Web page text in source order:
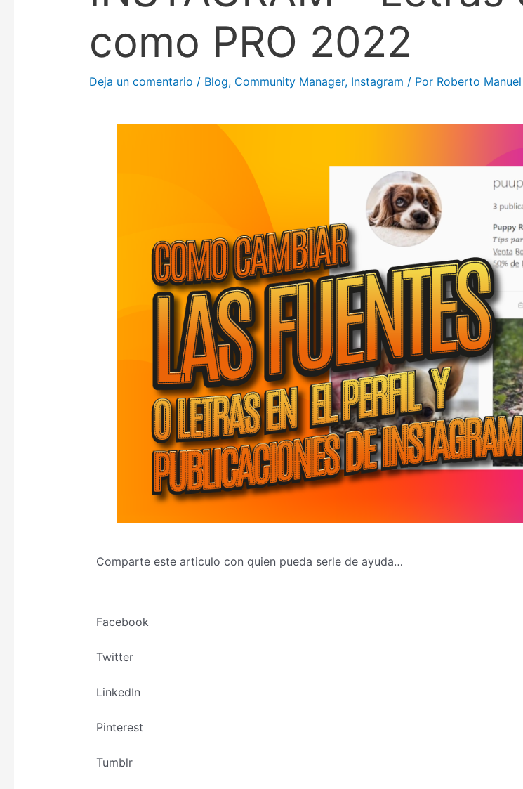
como PRO 2022
Deja un comentario / Blog, Community Manager, Instagram / Por Roberto Manuel
Comparte este articulo con quien pueda serle de ayuda…
Facebook
Twitter
LinkedIn
Pinterest
Tumblr